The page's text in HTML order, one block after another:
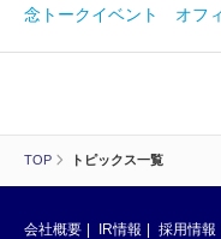
TOP トピックス一覧
念トークイベント オフ
会社概要 IR情報 採用情報